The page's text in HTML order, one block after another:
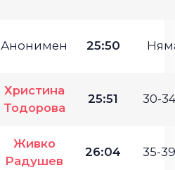
Анонимен 25:50
Христина
Тодорова
25:51 30-
Живко
Радушев
26:04 35-